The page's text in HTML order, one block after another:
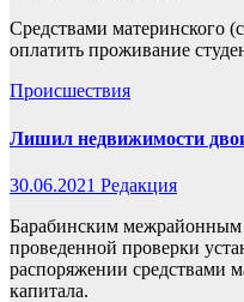
Средствами материнского
оплатить проживание
Происшествия
Лишил недвижимости
30.06.2021 Редакция
Барабинским межрайонным
проведенной проверки
распоряжении средствами
капитала.